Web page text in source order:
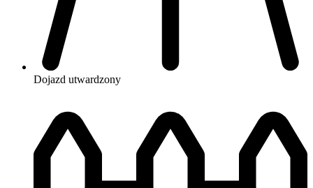
Dojazd utwardzony